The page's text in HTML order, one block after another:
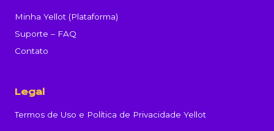
Minha Yellot (Plataforma)
Suporte – FAQ
Contato
Legal
Termos de Uso e Política de Privacidade Yellot